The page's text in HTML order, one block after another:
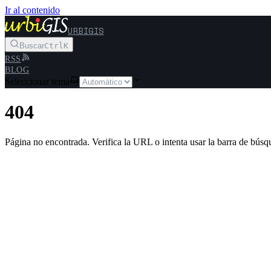
Ir al contenido
URBIGIS
BuscarCtrlK
RSS
BLOG
Seleccionar tema
404
Página no encontrada. Verifica la URL o intenta usar la barra de